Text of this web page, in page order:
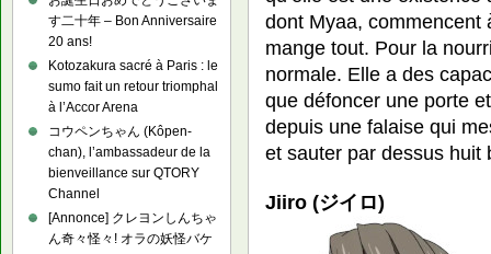
dont Myaa, commencent
mange tout. Pour la
normale. Elle a des
que défoncer une porte
depuis une falaise qui
et sauter par dessus huit
Jiiro (ジイロ)
す二十年 – Bon Anniversaire
20 ans!
Kotozakura sacré à Paris : le
sumo fait un retour triomphal
à l’Accor Arena
コウペンちゃん (Kôpen-
chan), l’ambassadeur de la
bienveillance sur QTORY
Channel
[Annonce] クレヨンしんちゃ
ん奇々怪々! オラの妖怪バケ